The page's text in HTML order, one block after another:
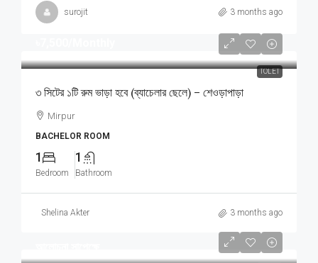
surojit 3 months ago
TOLET
৩ সিটের ১টি রুম ভাড়া হবে (ব্যাচেলার ছেলে) – শেওড়াপাড়া
Mirpur
BACHELOR ROOM
1
Bedroom
1
Bathroom
Shelina Akter 3 months ago